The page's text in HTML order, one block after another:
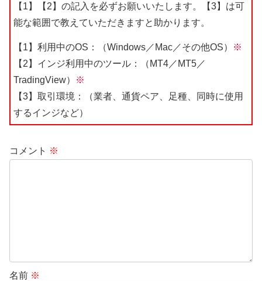
【1】【2】の記入を必ずお願いいたします。【3】は可
能な範囲で教えていただきますと助かります。
【1】利用中のOS：（Windows／Mac／その他OS）
※
【2】インジ利用中のツール：（MT4／MT5／
TradingView）
※
【3】取引環境：（業者、通貨ペア、足種、同時に使用
するインジなど）
コメント ※
名前 ※